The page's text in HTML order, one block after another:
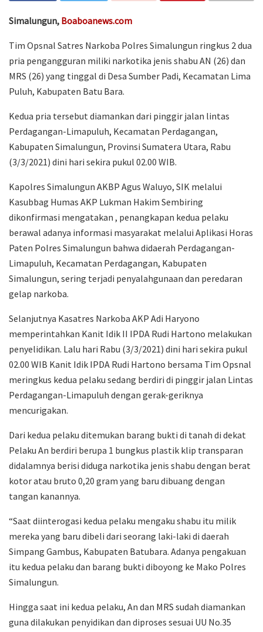
Simalungun, Boaboanews.com
Tim Opsnal Satres Narkoba Polres Simalungun ringkus 2 dua
pria pengangguran miliki narkotika jenis shabu AN (26) dan
MRS (26) yang tinggal di Desa Sumber Padi, Kecamatan Lima
Puluh, Kabupaten Batu Bara.
Kedua pria tersebut diamankan dari pinggir jalan lintas
Perdagangan-Limapuluh, Kecamatan Perdagangan,
Kabupaten Simalungun, Provinsi Sumatera Utara, Rabu
(3/3/2021) dini hari sekira pukul 02.00 WIB.
Kapolres Simalungun AKBP Agus Waluyo, SIK melalui
Kasubbag Humas AKP Lukman Hakim Sembiring
dikonfirmasi mengatakan , penangkapan kedua pelaku
berawal adanya informasi masyarakat melalui Aplikasi Horas
Paten Polres Simalungun bahwa didaerah Perdagangan-
Limapuluh, Kecamatan Perdagangan, Kabupaten
Simalungun, sering terjadi penyalahgunaan dan peredaran
gelap narkoba.
Selanjutnya Kasatres Narkoba AKP Adi Haryono
memperintahkan Kanit Idik II IPDA Rudi Hartono melakukan
penyelidikan. Lalu hari Rabu (3/3/2021) dini hari sekira pukul
02.00 WIB Kanit Idik IPDA Rudi Hartono bersama Tim Opsnal
meringkus kedua pelaku sedang berdiri di pinggir jalan Lintas
Perdagangan-Limapuluh dengan gerak-geriknya
mencurigakan.
Dari kedua pelaku ditemukan barang bukti di tanah di dekat
Pelaku An berdiri berupa 1 bungkus plastik klip transparan
didalamnya berisi diduga narkotika jenis shabu dengan berat
kotor atau bruto 0,20 gram yang baru dibuang dengan
tangan kanannya.
“Saat diinterogasi kedua pelaku mengaku shabu itu milik
mereka yang baru dibeli dari seorang laki-laki di daerah
Simpang Gambus, Kabupaten Batubara. Adanya pengakuan
itu kedua pelaku dan barang bukti diboyong ke Mako Polres
Simalungun.
Hingga saat ini kedua pelaku, An dan MRS sudah diamankan
guna dilakukan penyidikan dan diproses sesuai UU No.35